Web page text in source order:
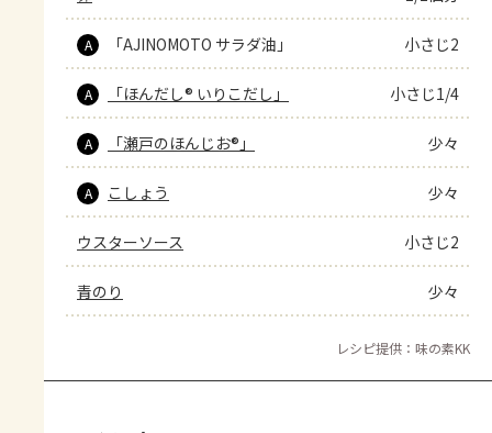
A 「AJINOMOTO サラダ油」 小さじ2
A 「ほんだし® いりこだし」 小さじ1/4
A 「瀬戸のほんじお®」 少々
A こしょう 少々
ウスターソース 小さじ2
青のり 少々
レシピ提供：味の素KK